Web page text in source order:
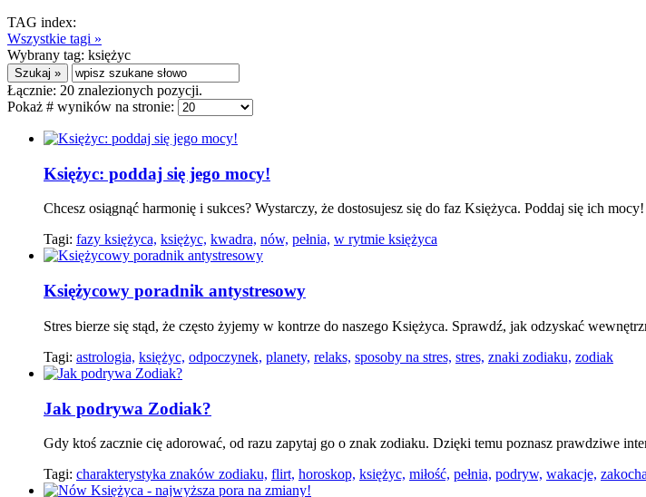
TAG index:
Wszystkie tagi »
Wybrany tag: księżyc
Łącznie: 20 znalezionych pozycji.
Pokaż # wyników na stronie:
Księżyc: poddaj się jego mocy!
Chcesz osiągnąć harmonię i sukces? Wystarczy, że dostosujesz się do faz Księżyca. Poddaj się ich mocy!
Tagi: fazy księżyca, księżyc, kwadra, nów, pełnia, w rytmie księżyca
Księżycowy poradnik antystresowy
Stres bierze się stąd, że często żyjemy w kontrze do naszego Księżyca. Sprawdź, jak odzyskać
Tagi: astrologia, księżyc, odpoczynek, planety, relaks, sposoby na stres, stres, znaki zodiaku, zodiak
Jak podrywa Zodiak?
Gdy ktoś zacznie cię adorować, od razu zapytaj go o znak zodiaku. Dzięki temu poznasz prawdziwe
Tagi: charakterystyka znaków zodiaku, flirt, horoskop, księżyc, miłość, pełnia, podryw, wakacje,